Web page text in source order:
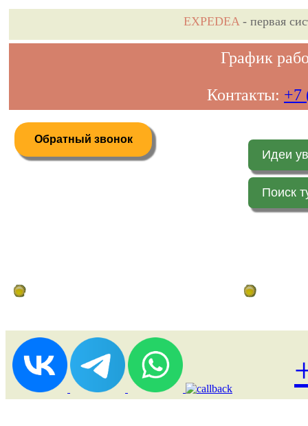
EXPEDEA- первая
График
Контакты: +7
Обратный звонок
Идеи
Поиск
Дистанционное бронирование туров